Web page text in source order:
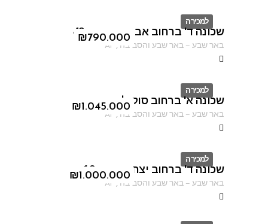
למכירה
ID
₪790.000
שכונה ד' ברחוב אברהם אבינו 49
באר שבע–באר שבע והסביבה ,
AF
למכירה
ID
₪1.045.000
שכונה א' ברחוב סוקולוב
באר שבע–באר שבע והסביבה ,
AF
למכירה
ID
₪1.000.000
שכונה ד' ברחוב יצחק אבינו 13
באר שבע–באר שבע והסביבה ,
AF